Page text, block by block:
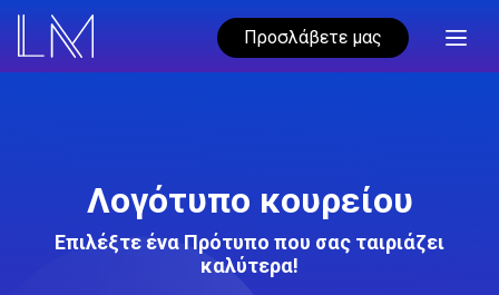
Προσλάβετε μας
Λογότυπο κουρείου
Επιλέξτε ένα Πρότυπο που σας ταιριάζει
καλύτερα!